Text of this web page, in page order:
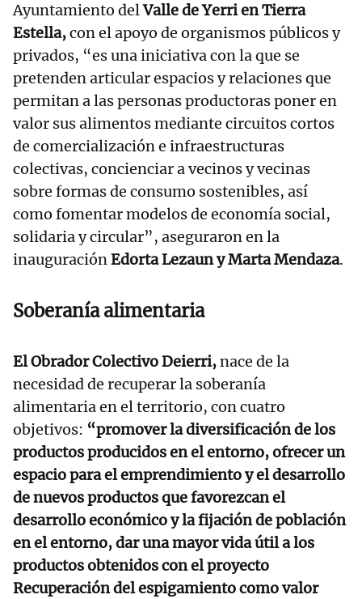
Ayuntamiento delValle de Yerri en Tierra
Estella,con el apoyo de organismos públicos y
privados, “es una iniciativa con la que se
pretenden articular espacios y relaciones que
permitan a las personas productoras poner en
valor sus alimentos mediante circuitos cortos
de comercialización e infraestructuras
colectivas, concienciar a vecinos y vecinas
sobre formas de consumo sostenibles, así
como fomentar modelos de economía social,
solidaria y circular”, aseguraron en la
inauguraciónEdorta Lezaun y Marta Mendaza.
Soberanía alimentaria
El Obrador Colectivo Deierri,nace de la
necesidad de recuperar la soberanía
alimentaria en el territorio, con cuatro
objetivos: “promover la diversificación de los
productos producidos en el entorno, ofrecer un
espacio para el emprendimiento y el desarrollo
de nuevos productos que favorezcan el
desarrollo económico y la fijación de población
en el entorno, dar una mayor vida útil a los
productos obtenidos con el proyecto
Recuperación del espigamiento como valor